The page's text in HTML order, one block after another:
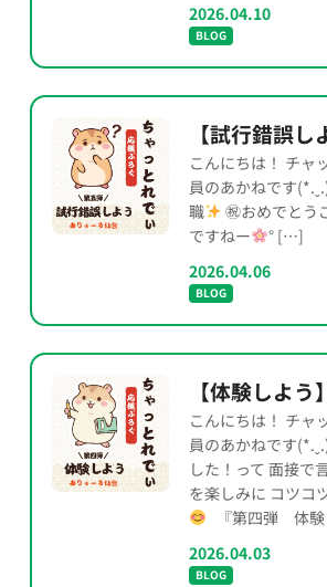
2026.04.10
BLOG
【試行錯誤し
こんにちは！ チャ
員のあかねです
職
㊗おめでとう
ですねー
° […]
2026.04.06
BLOG
【体験しよう】
こんにちは！ チャ
員のあかねです
した！って 面接で
を楽しみに コツコ
『第四弾 体
2026.04.03
BLOG